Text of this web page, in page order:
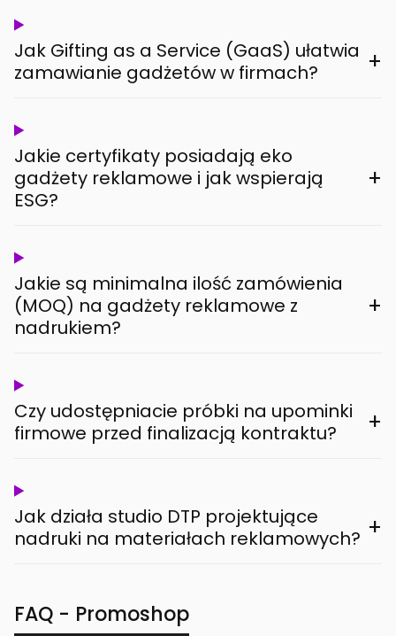
Jak Gifting as a Service (GaaS) ułatwia
zamawianie gadżetów w firmach?
+
Jakie certyfikaty posiadają eko
gadżety reklamowe i jak wspierają
ESG?
+
Jakie są minimalna ilość zamówienia
(MOQ) na gadżety reklamowe z
nadrukiem?
+
Czy udostępniacie próbki na upominki
firmowe przed finalizacją kontraktu?
+
Jak działa studio DTP projektujące
nadruki na materiałach reklamowych? +
FAQ - Promoshop